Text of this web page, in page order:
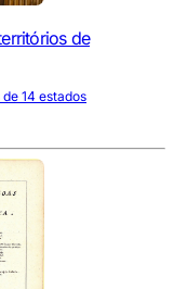
de
14 estados